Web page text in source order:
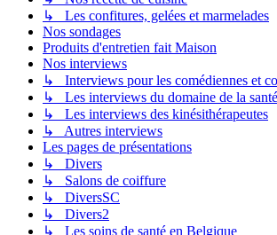
↳ Les confitures, gelées et marmelades
Nos sondages
Produits d'entretien fait Maison
Nos interviews
↳ Interviews pour les comédiennes et
↳ Les interviews du domaine de la santé
↳ Les interviews des kinésithérapeutes
↳ Autres interviews
Les pages de présentations
↳ Divers
↳ Salons de coiffure
↳ DiversSC
↳ Divers2
↳ Les soins de santé en Belgique